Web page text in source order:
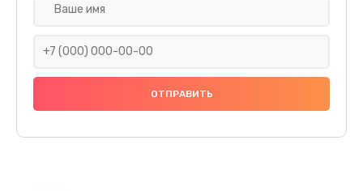
Замена праймера
1000 руб.